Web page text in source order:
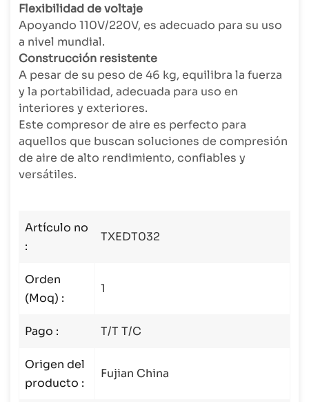
Flexibilidad de voltaje
Apoyando 110V/220V, es adecuado para su uso
a nivel mundial.
Construcción resistente
A pesar de su peso de 46 kg, equilibra la fuerza
y la portabilidad, adecuada para uso en
interiores y exteriores.
Este compresor de aire es perfecto para
aquellos que buscan soluciones de compresión
de aire de alto rendimiento, confiables y
versátiles.
Artículo no
:
TXEDT032
Orden
(Moq) :
1
Pago : T/T T/C
Origen del
producto :
Fujian China